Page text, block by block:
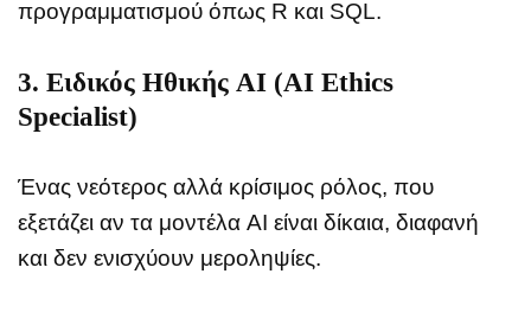
προγραμματισμού όπως R και SQL.
3. Ειδικός Ηθικής AI (AI Ethics
Specialist)
Ένας νεότερος αλλά κρίσιμος ρόλος, που
εξετάζει αν τα μοντέλα AI είναι δίκαια, διαφανή
και δεν ενισχύουν μεροληψίες.